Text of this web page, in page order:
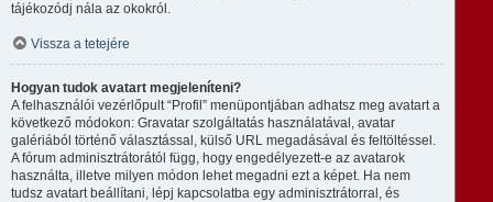
tájékozódj nála az okokról.
Vissza a tetejére
Hogyan tudok avatart megjeleníteni?
A felhasználói vezérlőpult “Profil” menüpontjában adhatsz meg avatart a
következő módokon: Gravatar szolgáltatás használatával, avatar
galériából történő választással, külső URL megadásával és feltöltéssel.
A fórum adminisztrátorától függ, hogy engedélyezett-e az avatarok
használta, illetve milyen módon lehet megadni ezt a képet. Ha nem
tudsz avatart beállítani, lépj kapcsolatba egy adminisztrátorral, és